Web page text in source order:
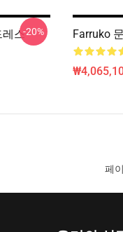
레스-20% Farruko
페